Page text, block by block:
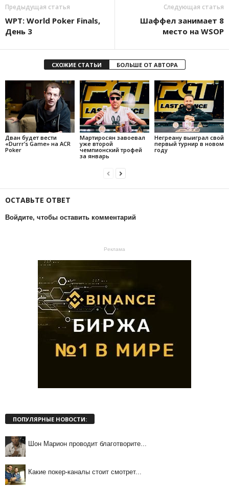
Предыдущая статья
WPT: World Poker Finals,
День 3
Следующая статья
Шаффел занимает 8
место на WSOP
СХОЖИЕ СТАТЬИ БОЛЬШЕ ОТ АВТОРА
Дван будет вести
«Durrr’s Game» на ACR
Poker
Мартиросян завоевал
уже второй
чемпионский трофей
за январь
Негреану выиграл свой
первый турнир в новом
году
ОСТАВЬТЕ ОТВЕТ
Войдите, чтобы оставить комментарий
Реклама
ПОПУЛЯРНЫЕ НОВОСТИ:
Шон Марион проводит благотворите...
Какие покер-каналы стоит смотрет...